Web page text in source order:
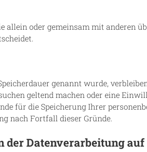
oder gemeinsam mit anderen
genannt wurde,
geltend machen oder eine
für die Speicherung Ihrer
nach Fortfall dieser Gründe.
Datenverarbeitung